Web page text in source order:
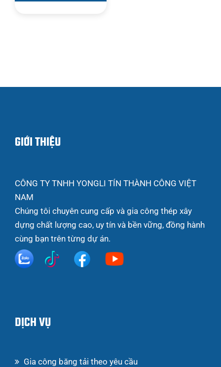
GIỚI THIỆU
CÔNG TY TNHH YONGLI TÍN THÀNH CÔNG VIỆT
NAM
Chúng tôi chuyên cung cấp và gia công thép xây
dựng chất lượng cao, uy tín và bền vững, đồng hành
cùng bạn trên từng dự án.
DỊCH VỤ
Gia công băng tải theo yêu cầu